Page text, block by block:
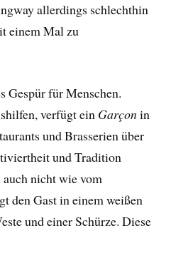
allerdings schlechthin
einem Mal zu
Gespür für Menschen.
verfügt ein Garçonin
und Brasserien über
und Tradition
nicht wie vom
den Gast in einem weißen
und einer Schürze. Diese